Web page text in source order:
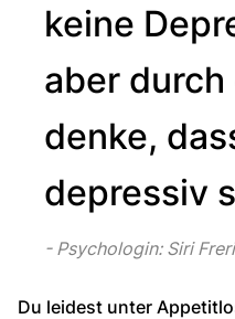
keine
aber
denke,
depressiv
Psychologin: Siri
Du leidest unter